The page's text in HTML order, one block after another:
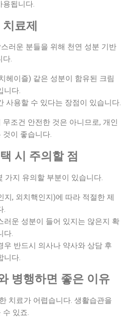
용됩니다.
료제
러운 분들을 위해 천연 성분 기반
다.
헤이즐) 같은 성분이 함유된 크림
니다.
사용할 수 있다는 장점이 있습니다.
조건 안전한 것은 아니므로, 개인
것이 좋습니다.
시 주의할 점
가지 유의할 부분이 있습니다.
지, 외치핵인지)에 따라 적절한 제
.
러운 성분이 들어 있지는 않은지 확
다.
우 반드시 의사나 약사와 상담 후
니다.
병행하면 좋은 이유
치료가 어렵습니다. 생활습관을
수 있죠.